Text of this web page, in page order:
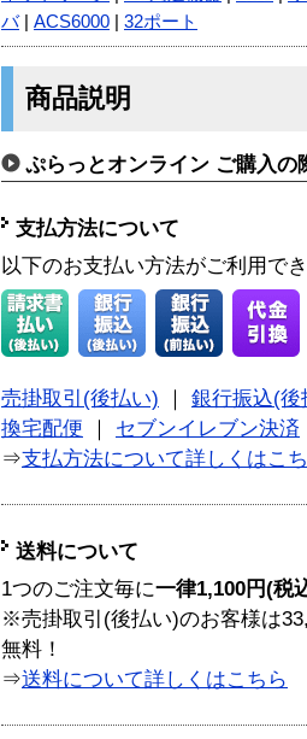
バ| ACS6000 32ポート
商品説明
ぷらっとオンライン ご購入の
支払方法について
以下のお支払い方法がご利用で
売掛取引(後払い)
銀行振込(後
換宅配便
セブンイレブン決済
⇒支払方法について詳しくはこ
送料について
1つのご注文毎に一律1,100円(税
※売掛取引(後払い)のお客様は
無料！
⇒送料について詳しくはこちら